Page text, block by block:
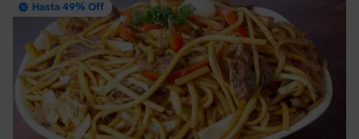
Hasta 49% Off